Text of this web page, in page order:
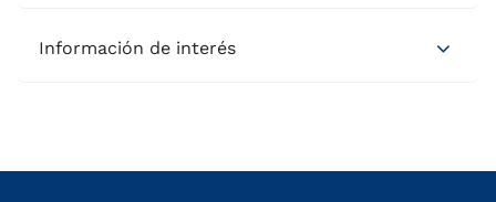
Información de interés